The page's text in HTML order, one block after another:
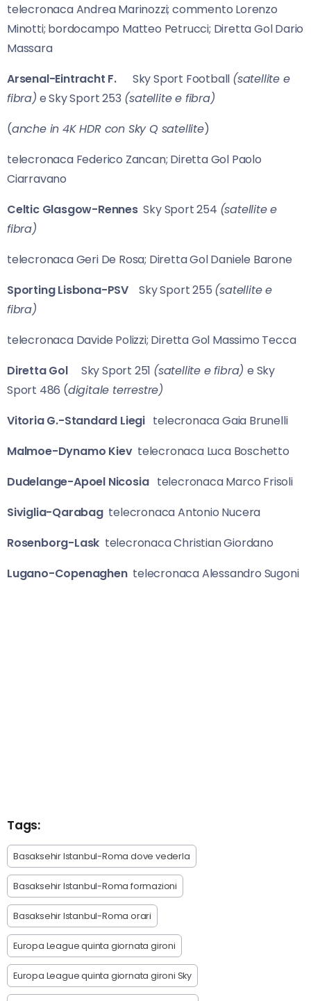
telecronaca Andrea Marinozzi; commento Lorenzo
Minotti; bordocampo Matteo Petrucci; Diretta Gol Dario
Massara
Arsenal-Eintracht F. Sky Sport Football (satellite e
fibra) e Sky Sport 253 (satellite e fibra)
(anche in4K HDR con Sky Q satellite)
telecronaca Federico Zancan; Diretta Gol Paolo
Ciarravano
Celtic Glasgow-RennesSky Sport 254 (satellite e
fibra)
telecronaca Geri De Rosa; Diretta Gol Daniele Barone
Sporting Lisbona-PSVSky Sport 255 (satellite e
fibra)
telecronaca Davide Polizzi; Diretta Gol Massimo Tecca
Diretta Gol Sky Sport 251 (satellite e fibra)e Sky
Sport 486 (digitale terrestre)
Vitoria G.-Standard Liegi telecronaca Gaia Brunelli
Malmoe-Dynamo Kiev telecronaca Luca Boschetto
Dudelange-Apoel Nicosiatelecronaca Marco Frisoli
Siviglia-Qarabag telecronaca Antonio Nucera
Rosenborg-Lask telecronaca Christian Giordano
Lugano-Copenaghen telecronaca Alessandro Sugoni
Tags:
Basaksehir Istanbul-Roma dove vederla
Basaksehir Istanbul-Roma formazioni
Basaksehir Istanbul-Roma orari
Europa League quinta giornata gironi
Europa League quinta giornata gironi Sky